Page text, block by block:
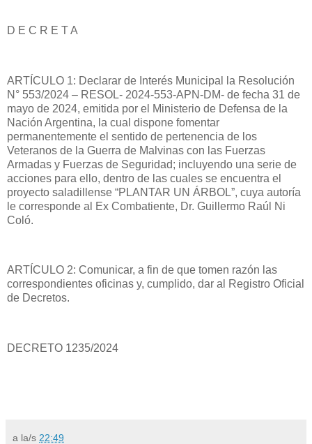
D E C R E T A
ARTÍCULO 1: Declarar de Interés Municipal la Resolución
N° 553/2024 – RESOL- 2024-553-APN-DM- de fecha 31 de
mayo de 2024, emitida por el Ministerio de Defensa de la
Nación Argentina, la cual dispone fomentar
permanentemente el sentido de pertenencia de los
Veteranos de la Guerra de Malvinas con las Fuerzas
Armadas y Fuerzas de Seguridad; incluyendo una serie de
acciones para ello, dentro de las cuales se encuentra el
proyecto saladillense “PLANTAR UN ÁRBOL”, cuya autoría
le corresponde al Ex Combatiente, Dr. Guillermo Raúl Ni
Coló.
ARTÍCULO 2: Comunicar, a fin de que tomen razón las
correspondientes oficinas y, cumplido, dar al Registro Oficial
de Decretos.
DECRETO 1235/2024
a la/s 22:49